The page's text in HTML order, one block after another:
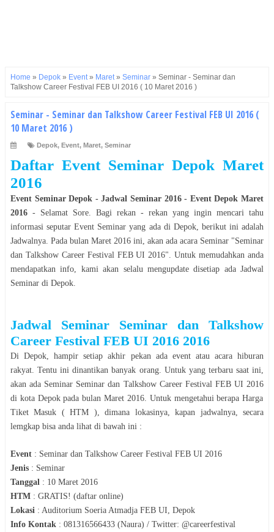
Home » Depok » Event» Maret» Seminar » Seminar - Seminar dan
Talkshow Career Festival FEB UI 2016 ( 10 Maret 2016 )
Seminar - Seminar dan Talkshow Career Festival FEB UI 2016 (
10 Maret 2016 )
Depok, Event, Maret, Seminar
Daftar Event Seminar Depok Maret
2016
Event Seminar Depok - JadwalSeminar 2016- EventDepok Maret
2016 - Selamat Sore . Bagi rekan - rekan yang ingin mencari tahu
informasi seputar Event Seminar yang ada di Depok, berikut ini adalah
Jadwalnya. Pada bulan Maret 2016 ini, akan ada acara Seminar "Seminar
dan Talkshow Career Festival FEB UI 2016". Untuk memudahkan anda
mendapatkan info, kami akan selalu mengupdate disetiap ada Jadwal
Seminar di Depok
Jadwal Seminar
Seminar dan Talkshow
Career Festival FEB UI 2016 2016
DiDepok , hampir setiap akhir pekan ada event atau acara hiburan
rakyat. Tentu ini dinantikan banyak orang. Untuk yang terbaru saat ini,
akan ada Seminar Seminar dan Talkshow Career Festival FEB UI 2016
di kota Depokpada bulanMaret 2016. Untuk mengetahui berapa Harga
Tiket Masuk ( HTM ), dimana lokasinya, kapan jadwalnya, secara
lemgkap bisa anda lihat di bawah ini :
Event : Seminar dan Talkshow Career Festival FEB UI 2016
Jenis : Seminar
Tanggal : 10 Maret 2016
HTM : GRATIS! (daftar online)
Lokasi : Auditorium Soeria Atmadja FEB UI, Depok
Info Kontak : 081316566433 (Naura) / Twitter: @careerfestival